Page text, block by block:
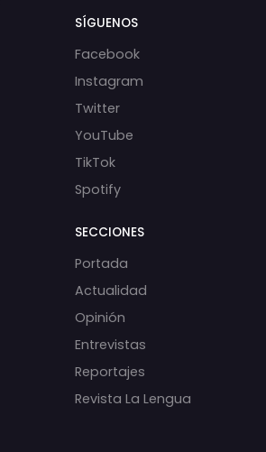
SÍGUENOS
Facebook
Instagram
Twitter
YouTube
TikTok
Spotify
SECCIONES
Portada
Actualidad
Opinión
Entrevistas
Reportajes
Revista La Lengua